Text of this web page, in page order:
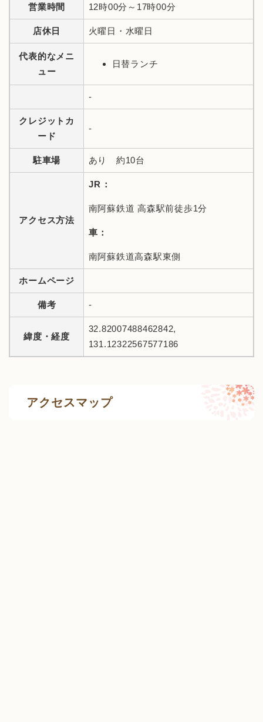
営業時間 12時00分～17時00分
店休日 火曜日・水曜日
代表的なメニ
ュー
日替ランチ
-
クレジットカ
ード
-
駐車場 あり 約10台
アクセス方法
JR：
南阿蘇鉄道 高森駅前徒歩1分
車：
南阿蘇鉄道高森駅東側
ホームページ
備考 -
緯度・経度
​32.82007488462842,
131.12322567577186
アクセスマップ